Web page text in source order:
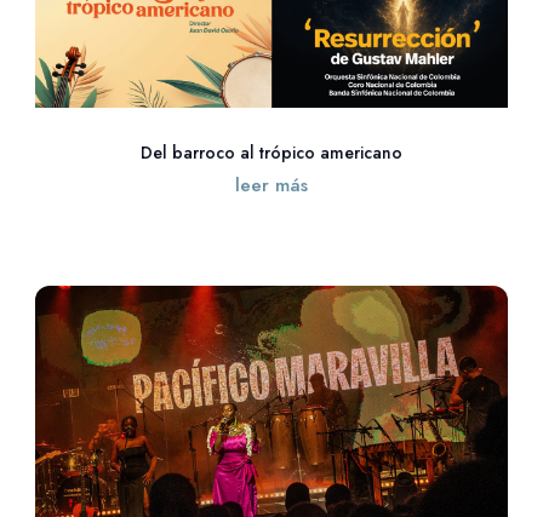
Del barroco al trópico americano
leer más